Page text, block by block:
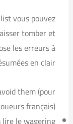
vous pouvez
tomber et
les erreurs à
en clair.
them (pour
français)